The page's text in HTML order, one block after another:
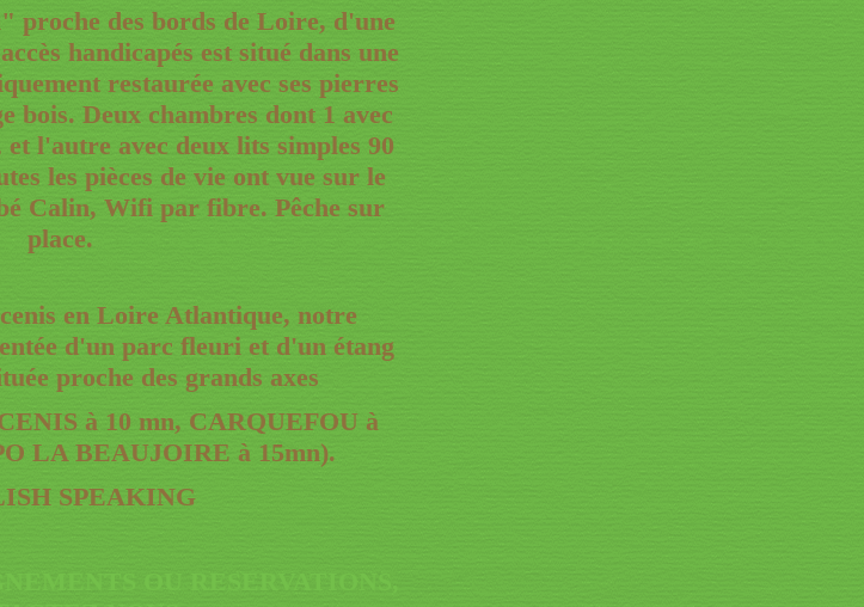
proche des bords de Loire, d'une
handicapés est situé dans une
restaurée avec ses pierres
bois. Deux chambres dont 1 avec
l'autre avec deux lits simples 90
les pièces de vie ont vue sur le
Calin, Wifi par fibre. Pêche sur
place.
en Loire Atlantique, notre
d'un parc fleuri et d'un étang
proche des grands axes
à 10 mn, CARQUEFOU à
LA BEAUJOIRE à 15mn).
SPEAKING